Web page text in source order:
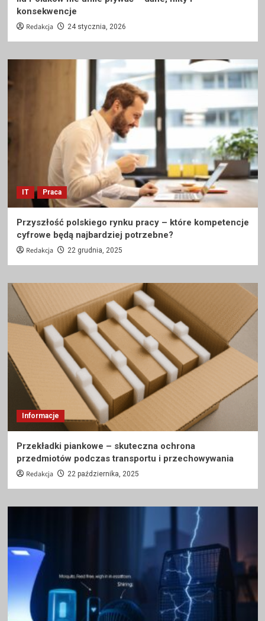
konsekwencje
Redakcja 24 stycznia, 2026
IT Praca
Przyszłość polskiego rynku pracy – które kompetencje
cyfrowe będą najbardziej potrzebne?
Redakcja 22 grudnia, 2025
Informacje
Przekładki piankowe – skuteczna ochrona
przedmiotów podczas transportu i przechowywania
Redakcja 22 października, 2025